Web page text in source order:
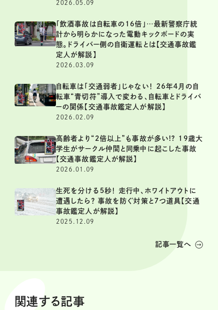
2026.05.09
「飲酒事故は自転車の16倍」…最新警察庁統
計から明らかになった電動キックボードの実
態。ドライバー側の自衛運転とは【交通事故鑑
定人が解説】
2026.03.09
自転車は「交通弱者」じゃない！ 26年4月の自
転車“青切符”導入で変わる、自転車とドライバ
ーの関係【交通事故鑑定人が解説】
2026.02.09
高齢者より“2倍以上”も事故が多い!? 19歳大
学生がサークル仲間と同乗中に起こした事故
【交通事故鑑定人が解説】
2026.01.09
生死を分ける5秒！ 走行中、ホワイトアウトに
遭遇したら？ 事故を防ぐ対策と7つ道具【交通
事故鑑定人が解説】
2025.12.09
記事一覧へ
関連する記事